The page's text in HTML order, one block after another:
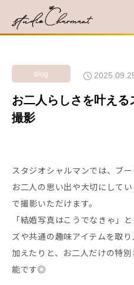
blog
お二人らしさを叶え
撮影
スタジオシャルマンでは、ブー
お二人の思い出や大切にして
で撮影いただけます。
「結婚写真はこうでなきゃ」
ズや共通の趣味アイテムを取
加えたりと、お二人だけの特
能です◎